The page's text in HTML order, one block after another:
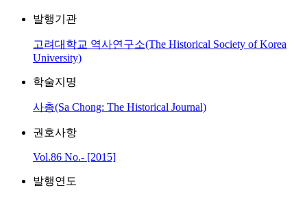
발행기관
고려대학교 역사연구소(The Historical Society of Korea
University)
학술지명
사총(Sa Chong: The Historical Journal)
권호사항
Vol.86 No.- [2015]
발행연도